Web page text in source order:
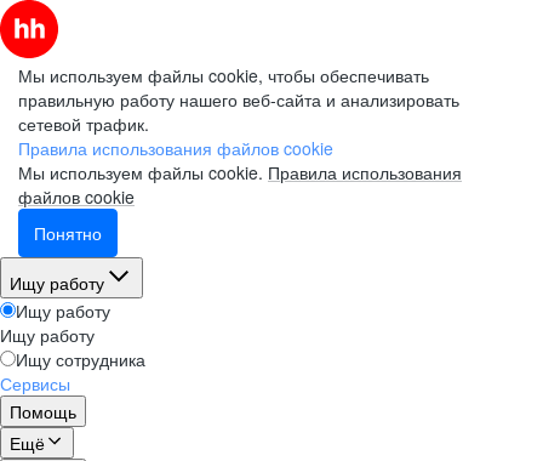
Мы используем файлы cookie, чтобы обеспечивать
правильную работу нашего веб-сайта и анализировать
сетевой трафик.
Правила использования файлов cookie
Мы используем файлы cookie. Правила использования
файлов cookie
Понятно
Ищу работу
Ищу работу
Ищу работу
Ищу сотрудника
Сервисы
Помощь
Ещё